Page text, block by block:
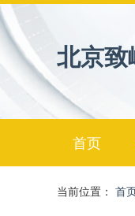
北京致
首页
当前位置： 首